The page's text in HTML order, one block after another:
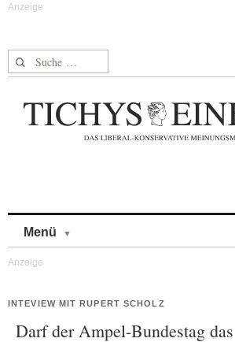
Suche nach:
Menü
INTEVIEW MIT RUPERT SCHOLZ
Darf der Ampel-Bundestag